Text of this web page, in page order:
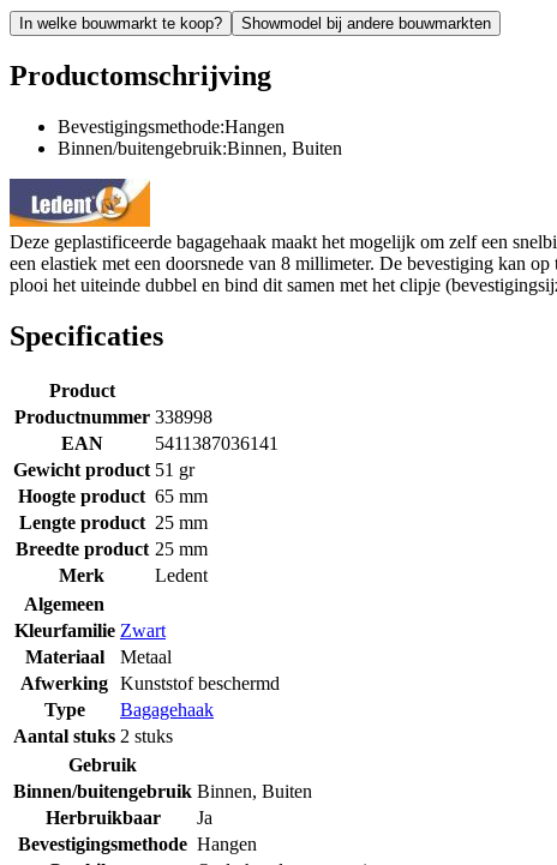
In welke bouwmarkt te koop? Showmodel bij andere bouwmarkten
Productomschrijving
Bevestigingsmethode:Hangen
Binnen/buitengebruik:Binnen, Buiten
Deze geplastificeerde bagagehaak maakt het mogelijk om zelf een
een elastiek met een doorsnede van 8 millimeter. De bevestiging kan
plooi het uiteinde dubbel en bind dit samen met het clipje
Specificaties
Product
Productnummer 338998
EAN
5411387036141
Gewicht product 51 gr
Hoogte product 65 mm
Lengte product 25 mm
Breedte product 25 mm
Merk
Ledent
Algemeen
Kleurfamilie Zwart
Materiaal
Metaal
Afwerking Kunststof beschermd
Type
Bagagehaak
Aantal stuks 2 stuks
Gebruik
Binnen/buitengebruik Binnen, Buiten
Herbruikbaar
Ja
Bevestigingsmethode Hangen